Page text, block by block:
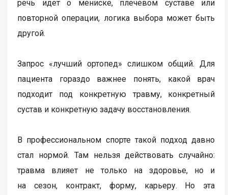
речь идет о мениске, плечевом суставе или
повторной операции, логика выбора может быть
другой.
Запрос «лучший ортопед» слишком общий. Для
пациента гораздо важнее понять, какой врач
подходит под конкретную травму, конкретный
сустав и конкретную задачу восстановления.
В профессиональном спорте такой подход давно
стал нормой. Там нельзя действовать случайно:
травма влияет не только на здоровье, но и
на сезон, контракт, форму, карьеру. Но эта